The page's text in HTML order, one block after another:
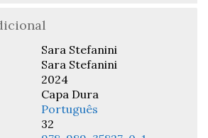
Sara Stefanini
Sara Stefanini
2024
Capa Dura
Português
32